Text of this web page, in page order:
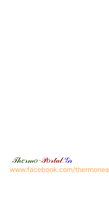
𝒯𝒽𝑒𝓇𝓂𝑜-𝒫𝑜𝓇𝓉𝒶𝓁.𝒢𝓇
www.facebook.com/thermonea